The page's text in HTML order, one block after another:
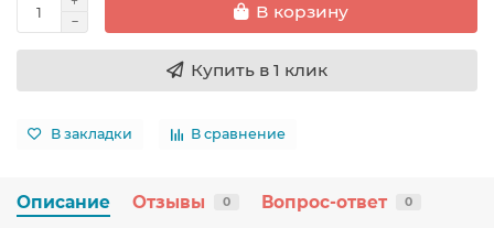
В корзину
Купить в 1 клик
В закладки В сравнение
Описание Отзывы 0 Вопрос-ответ 0